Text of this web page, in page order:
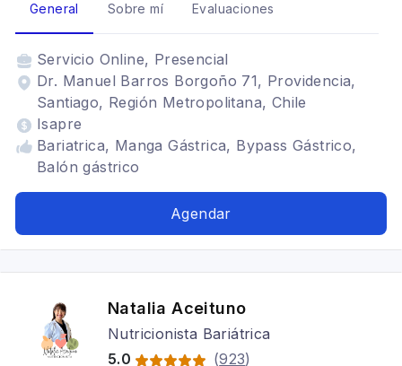
General Sobre mí Evaluaciones
Servicio Online, Presencial
Dr. Manuel Barros Borgoño 71, Providencia,
Santiago, Región Metropolitana, Chile
Isapre
Bariatrica, Manga Gástrica, Bypass Gástrico,
Balón gástrico
Agendar
Natalia Aceituno
Nutricionista Bariátrica
5.0
(923)